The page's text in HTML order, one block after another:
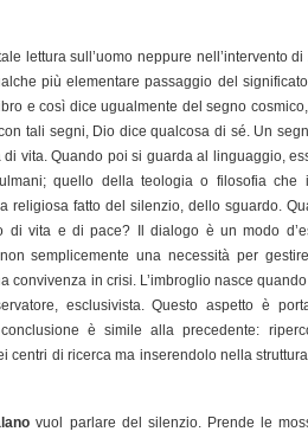
lettura sull’uomo neppure nell’intervento di
più elementare passaggio del
e così dice ugualmente del segno
tali segni, Dio dice qualcosa di sé. Un
di vita. Quando poi si guarda al linguaggio,
quello della teologia o filosofia
religiosa fatto del silenzio, dello sguardo.
di vita e di pace? Il dialogo è un modo
semplicemente una necessità per
convivenza in crisi. L’imbroglio nasce
esclusivista. Questo aspetto è
è simile alla precedente:
centri di ricerca ma inserendolo nella
vuol parlare del silenzio. Prende le